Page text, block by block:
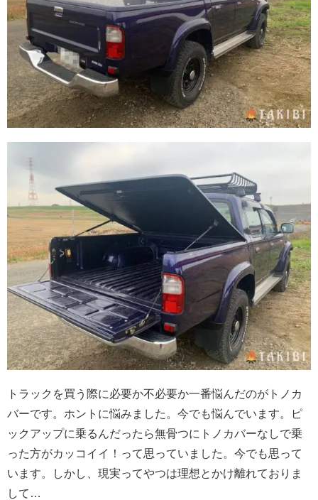
トラックを買う際に必要か不必要か一番悩んだのがトノカ
バーです。ホントに悩みました。今でも悩んでいます。
ピ
ックアップに乗るんだったら無骨つにトノカバーなしで乗
った方がカッコイイ！って思っていました。今でも思って
います。
しかし、現実ってやつは理想とかけ離れておりま
して…